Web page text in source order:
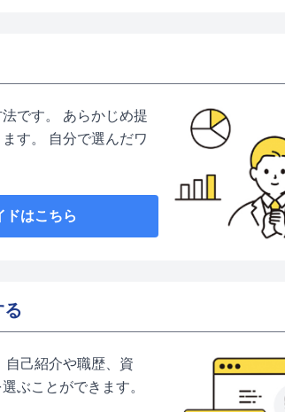
です。 あらかじめ提
す。 自分で選んだワ
ドはこちら
自己紹介や職歴、資
ぶことができます。